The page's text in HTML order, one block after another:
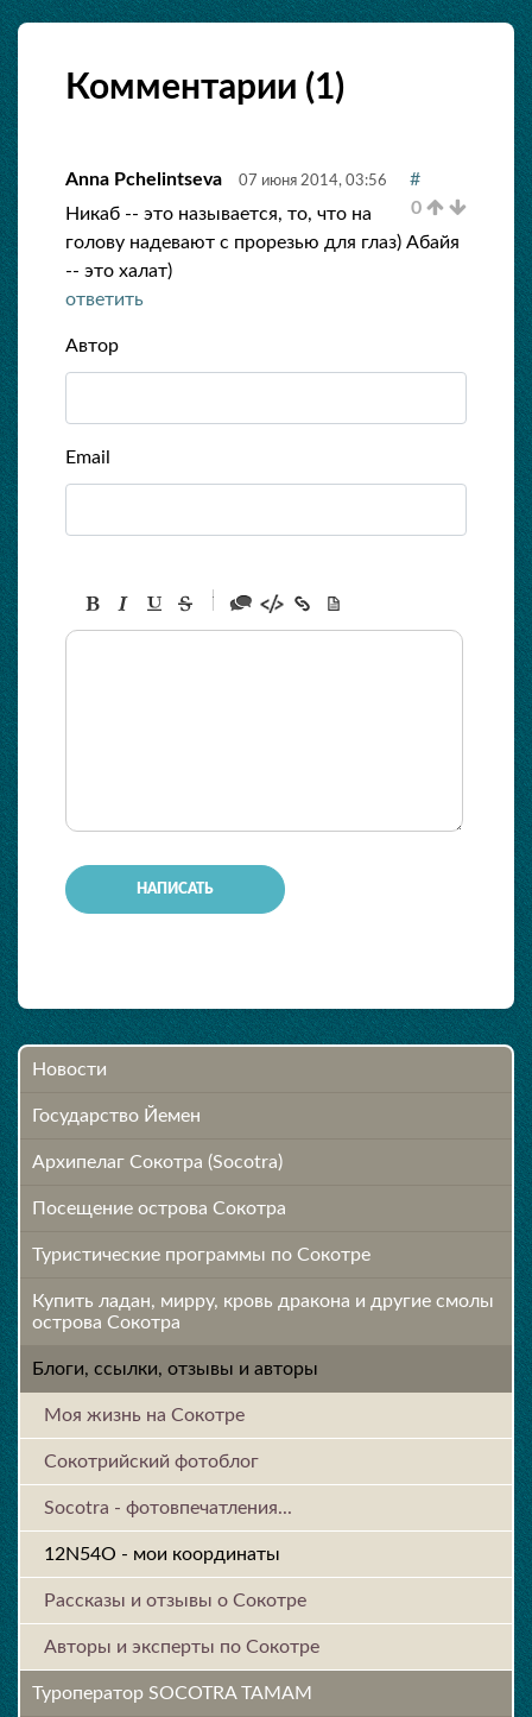
Комментарии (1)
Anna Pchelintseva 07 июня 2014, 03:56
#
0
Никаб -- это называется, то, что на
голову надевают с прорезью для глаз) Абайя
-- это халат)
ответить
Автор
Email
-
-
Новости
Государство Йемен
Архипелаг Сокотра (Socotra)
Посещение острова Cокотра
Туристические программы по Сокотре
Купить ладан, мирру, кровь дракона и другие смолы
острова Сокотра
Блоги, ссылки, отзывы и авторы
Моя жизнь на Сокотре
Сокотрийский фотоблог
Socotra - фотовпечатления...
12N54O - мои координаты
Рассказы и отзывы о Сокотре
Авторы и эксперты по Сокотре
Туроператор SOCOTRA TAMAM